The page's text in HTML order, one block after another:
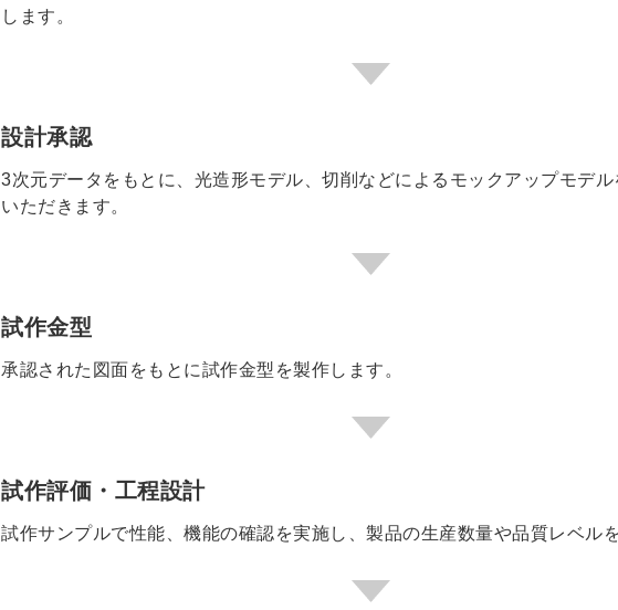
します。
設計承認
3次元データをもとに、光造形モデル、切削などによるモックアップモデ
いただきます。
試作金型
承認された図面をもとに試作金型を製作します。
試作評価・工程設計
試作サンプルで性能、機能の確認を実施し、製品の生産数量や品質レベル